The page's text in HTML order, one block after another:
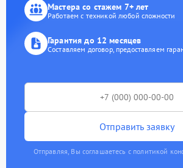
Мастера со стажем 7+ лет
Работаем с техникой любой сложности
Гарантия до 12 месяцев
Составляем договор, предоставляем
Отправить заявку
Отправляя, Вы соглашаетесь с политикой